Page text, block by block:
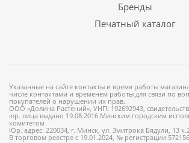
Бренды
Печатный каталог
Указанные на сайте контакты и время работы
числе контактами и временем работы для связи по
покупателей о нарушении их прав.
ООО «Долина Растений», УНП: 192692943,
юр. лица выдано 19.08.2016 Минским городским
комитетом
Юр. адрес: 220034, г. Минск, ул. Змитрока Бядули, 13
В торговом реестре с 19.01.2024, № регистрации